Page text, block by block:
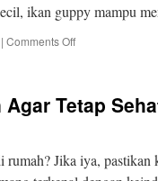
ikan guppy mampu
| Comments Offon
Guppy
Ikan
Hias
Tetap
Jika iya, pastikan